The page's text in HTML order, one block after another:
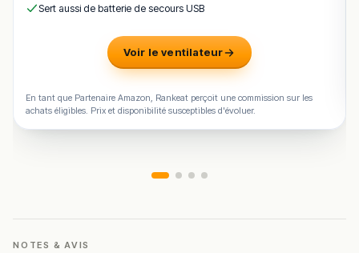
chaleureuse et la terrasse agréable
Avec des incontournables comme les pizzas variées,
maison, Onestooffre uneexpérience culinaire italienne
nous aider en vous rendant sur :Améliorer la fiche de cet
Sert aussi de batterie de secours USB
Voir le ventilateur
En tant que Partenaire Amazon, Rankeat perçoit une commission sur les
achats éligibles. Prix et disponibilité susceptibles d'évoluer.
NOTES & AVIS